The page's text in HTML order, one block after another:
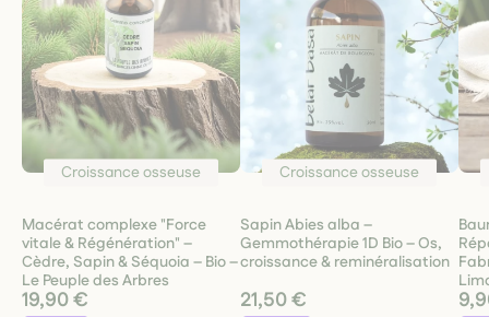
Croissance osseuse
Macérat complexe "Force
vitale & Régénération" –
Cèdre, Sapin & Séquoia – Bio –
Le Peuple des Arbres
19,90 €
Croissance osseuse
Sapin Abies alba –
Gemmothérapie 1D Bio – Os,
croissance & reminéralisation
21,50 €